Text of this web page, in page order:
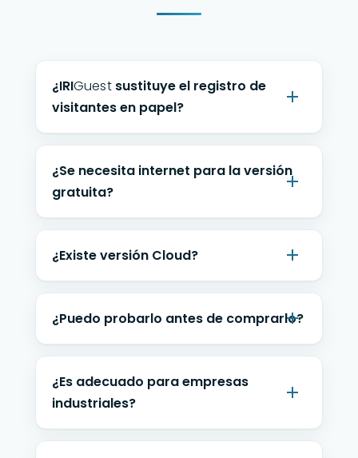
¿IRIGuestsustituye el registro de
visitantes en papel?
¿Se necesita internet para la versión
gratuita?
¿Existe versión Cloud?
¿Puedo probarlo antes de comprarlo?
¿Es adecuado para empresas
industriales?